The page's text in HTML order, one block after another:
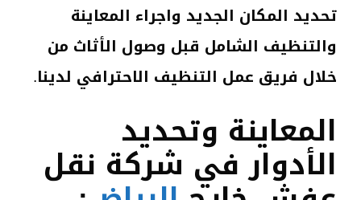
تحديد المكان الجديد واجراء المعاينة
والتنظيف الشامل قبل وصول الأثاث من
خلال فريق عمل التنظيف الاحترافي لدينا.
المعاينة وتحديد
الأدوار في شركة نقل